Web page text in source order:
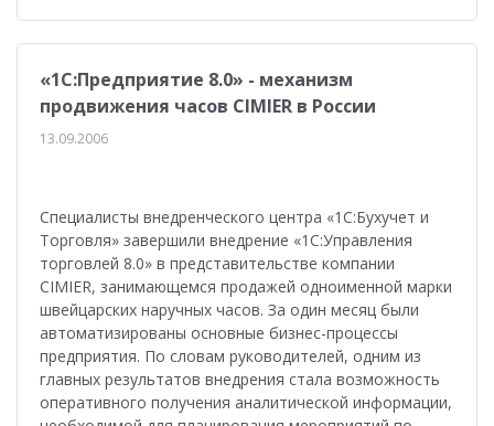
«1С:Предприятие 8.0» - механизм
продвижения часов CIMIER в России
13.09.2006
Специалисты внедренческого центра «1С:Бухучет и
Торговля» завершили внедрение «1С:Управления
торговлей 8.0» в представительстве компании
CIMIER, занимающемся продажей одноименной марки
швейцарских наручных часов. За один месяц были
автоматизированы основные бизнес-процессы
предприятия. По словам руководителей, одним из
главных результатов внедрения стала возможность
оперативного получения аналитической информации,